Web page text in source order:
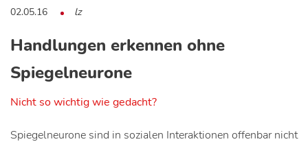
02.05.16 lz
Handlungen erkennen ohne
Spiegelneurone
Nicht so wichtig wie gedacht?
Spiegelneurone sind in sozialen Interaktionen offenbar nicht